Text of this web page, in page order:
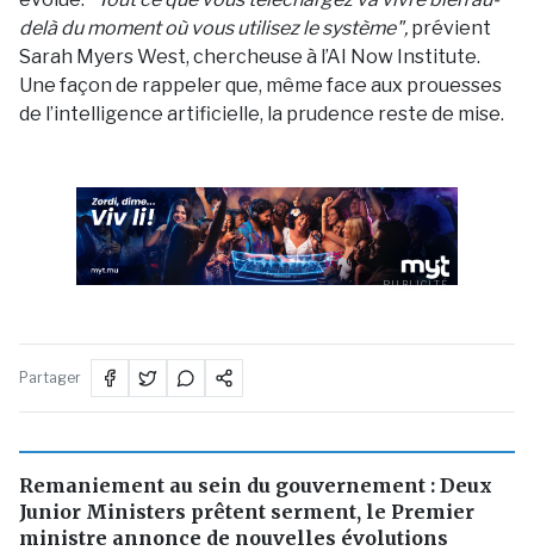
delà du moment où vous utilisez le système", prévient
Sarah Myers West, chercheuse à l’AI Now Institute.
Une façon de rappeler que, même face aux prouesses
de l’intelligence artificielle, la prudence reste de mise.
PUBLICITÉ
Partager
Remaniement au sein du gouvernement : Deux
Junior Ministers prêtent serment, le Premier
ministre annonce de nouvelles évolutions